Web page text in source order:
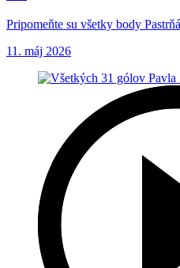
Pripomeňte su všetky body
11. máj 2026